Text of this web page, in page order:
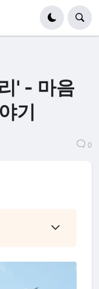
' - 마음
기
0